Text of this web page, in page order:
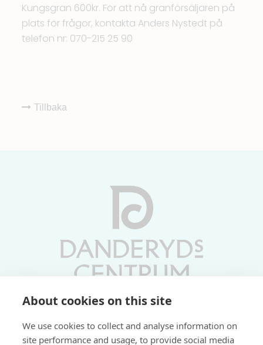
About cookies on this site
We use cookies to collect and analyse information on
site performance and usage, to provide social media
Kungsgran 600kr. För att nå granförsäljaren på
plats för frågor, kontakta Anders Nystedt på
telefon nr: 070-215 25 90
Tillbaka
Söndagar 11-17 | Livs 07-22